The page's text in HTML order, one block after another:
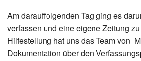
Am darauffolgenden Tag ging es
verfassen und eine eigene Zeitung
Hilfestellung hat uns das Team von
Dokumentation über den